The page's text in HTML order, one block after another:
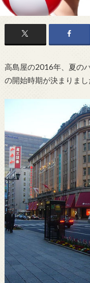
高島屋の2016年、夏の
の開始時期が決まりまし